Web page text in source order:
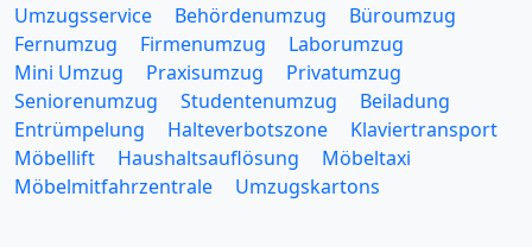
Umzugsservice Behördenumzug
Büroumzug
Fernumzug
Firmenumzug
Laborumzug
Mini Umzug
Praxisumzug
Privatumzug
Seniorenumzug
Studentenumzug
Beiladung
Entrümpelung
Halteverbotszone
Klaviertransport
Möbellift
Haushaltsauflösung
Möbeltaxi
Möbelmitfahrzentrale
Umzugskartons